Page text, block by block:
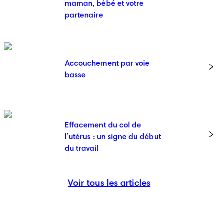
maman, bébé et votre
partenaire
Accouchement par voie
basse
Effacement du col de
l’utérus : un signe du début
du travail
Voir tous les articles